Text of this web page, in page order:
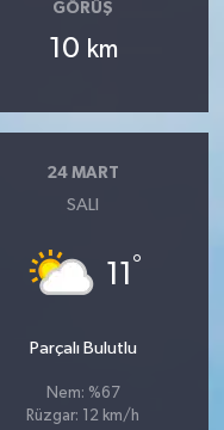
GÖRÜŞ
10 km
24 MART
SALI
11 °
Parçalı Bulutlu
Nem: %67
Rüzgar: 12 km/h